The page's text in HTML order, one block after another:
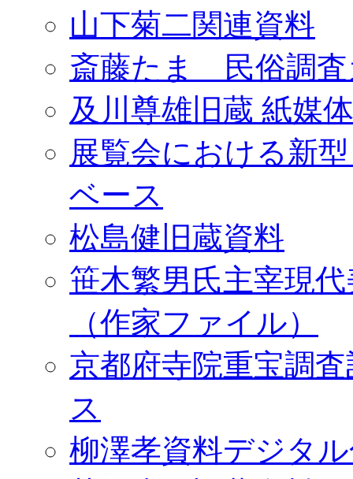
山下菊二関連資料
斎藤たま 民俗調査
及川尊雄旧蔵 紙媒
展覧会における新
ベース
松島健旧蔵資料
笹木繁男氏主宰現
（作家ファイル）
京都府寺院重宝調
ス
柳澤孝資料デジタ